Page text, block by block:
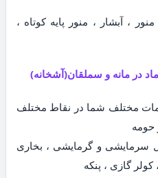
، آبشار ، منور پایه کوتاه ،
در مانه و سملقان(آشخانه)
مختلف شما در نقاط مختلف
حومه
سرمایشی و گرمایشی ، بخاری
گازی ، پنکه